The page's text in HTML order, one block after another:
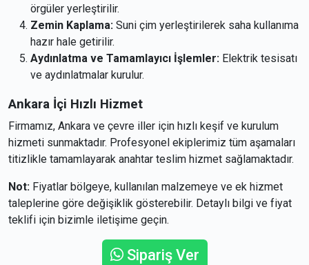
örgüler yerleştirilir.
Zemin Kaplama: Suni çim yerleştirilerek saha kullanıma
hazır hale getirilir.
Aydınlatma ve Tamamlayıcı İşlemler: Elektrik tesisatı
ve aydınlatmalar kurulur.
Ankara İçi Hızlı Hizmet
Firmamız, Ankara ve çevre iller için hızlı keşif ve kurulum
hizmeti sunmaktadır. Profesyonel ekiplerimiz tüm aşamaları
titizlikle tamamlayarak anahtar teslim hizmet sağlamaktadır.
Not: Fiyatlar bölgeye, kullanılan malzemeye ve ek hizmet
taleplerine göre değişiklik gösterebilir. Detaylı bilgi ve fiyat
teklifi için bizimle iletişime geçin.
Sipariş Ver